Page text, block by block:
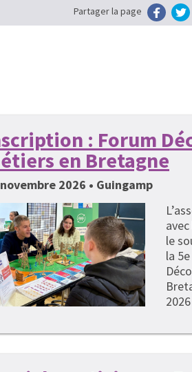
Partager la page
: Forum
en Bretagne
2026 • Guingamp
le
la